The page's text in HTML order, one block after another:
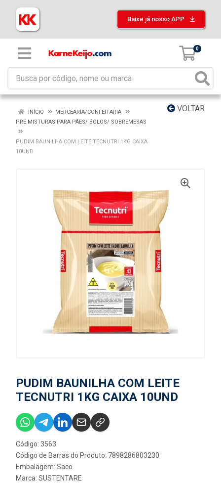
Baixe já nosso APP
0
VOLTAR
INÍCIO
MERCEARIA/CONFEITARIA
PRÉ MISTURAS PARA PÃES/ BOLOS/ SOBREMESAS
PUDIM BAUNILHA COM LEITE TECNUTRI 1KG CAIXA
10UND
PUDIM BAUNILHA COM LEITE
TECNUTRI 1KG CAIXA 10UND
Código: 3563
Código de Barras do Produto: 7898286803230
Embalagem: Saco
Marca: SUSTENTARE